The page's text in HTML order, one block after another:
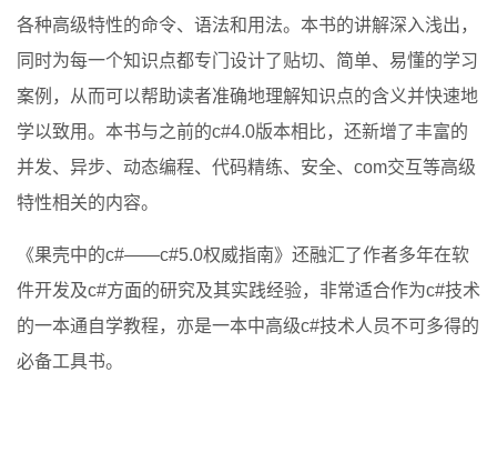
各种高级特性的命令、语法和用法。本书的讲解深入浅出，
同时为每一个知识点都专门设计了贴切、简单、易懂的学习
案例，从而可以帮助读者准确地理解知识点的含义并快速地
学以致用。本书与之前的c#4.0版本相比，还新增了丰富的
并发、异步、动态编程、代码精练、安全、com交互等高级
特性相关的内容。
《果壳中的c#——c#5.0权威指南》还融汇了作者多年在软
件开发及c#方面的研究及其实践经验，非常适合作为c#技术
的一本通自学教程，亦是一本中高级c#技术人员不可多得的
必备工具书。